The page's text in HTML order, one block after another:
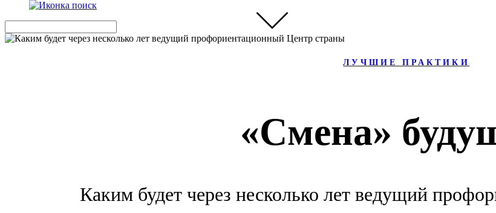
ЛУЧШИЕ ПРАКТИКИ
«Смена»
Каким будет через несколько лет ведущий